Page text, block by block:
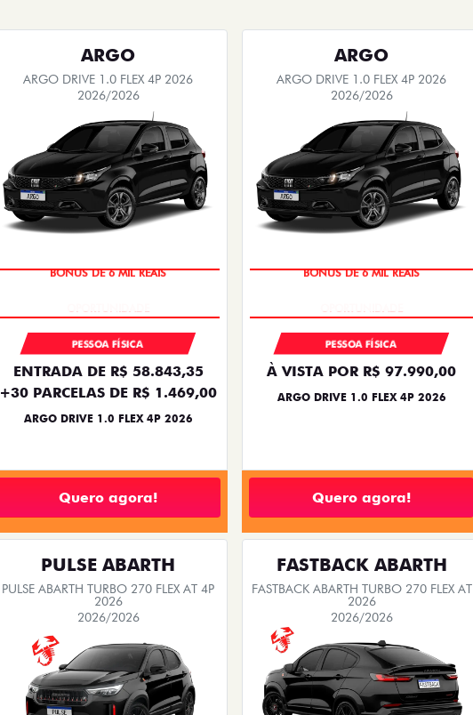
ARGO
ARGO DRIVE 1.0 FLEX 4P 2026
2026/2026
BÔNUS DE 6 MIL REAIS
PESSOA FÍSICA
ENTRADA DE R$ 58.843,35
+30 PARCELAS DE R$ 1.469,00
ARGO DRIVE 1.0 FLEX 4P 2026
Quero agora!
ARGO
ARGO DRIVE 1.0 FLEX 4P 2026
2026/2026
BÔNUS DE 6 MIL REAIS
PESSOA FÍSICA
À VISTA POR R$ 97.990,00
ARGO DRIVE 1.0 FLEX 4P 2026
Quero agora!
PULSE ABARTH
PULSE ABARTH TURBO 270 FLEX AT 4P
2026
2026/2026
FASTBACK ABARTH
FASTBACK ABARTH TURBO 270 FLEX AT
2026
2026/2026